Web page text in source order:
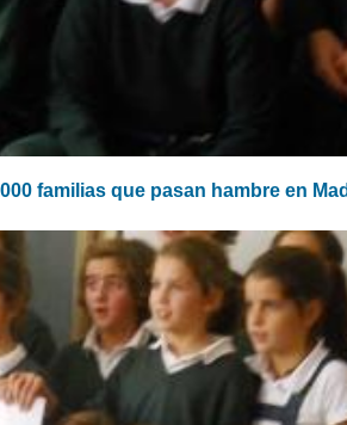
familias que pasan hambre en